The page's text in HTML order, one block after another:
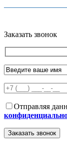
Заказать звонок
Отправляя